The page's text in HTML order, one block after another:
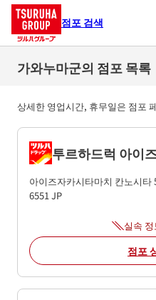
점포 검색
가와누마군의 점포 목록
상세한 영업시간, 휴무일은 점포
투르하드럭 아이
아이즈자카시타마치 칸노시타
6551JP
실속
점포